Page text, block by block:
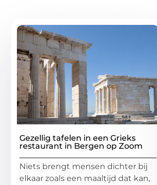
Gezellig tafelen in een Grieks
restaurant in Bergen op Zoom
Niets brengt mensen dichter bij
elkaar zoals een maaltijd dat kan,